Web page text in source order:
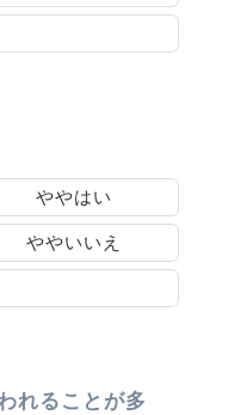
ややはい
ややいいえ
れることが多